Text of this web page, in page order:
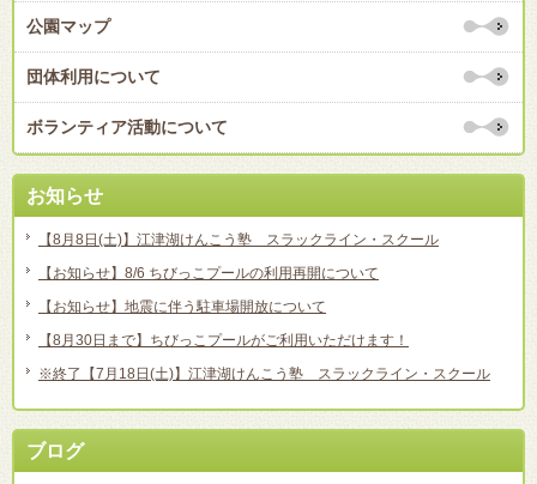
公園マップ
団体利用について
ボランティア活動について
お知らせ
【8月8日(土)】江津湖けんこう塾 スラックライン・スクール
【お知らせ】8/6 ちびっこプールの利用再開について
【お知らせ】地震に伴う駐車場開放について
【8月30日まで】ちびっこプールがご利用いただけます！
※終了【7月18日(土)】江津湖けんこう塾 スラックライン・スクール
ブログ